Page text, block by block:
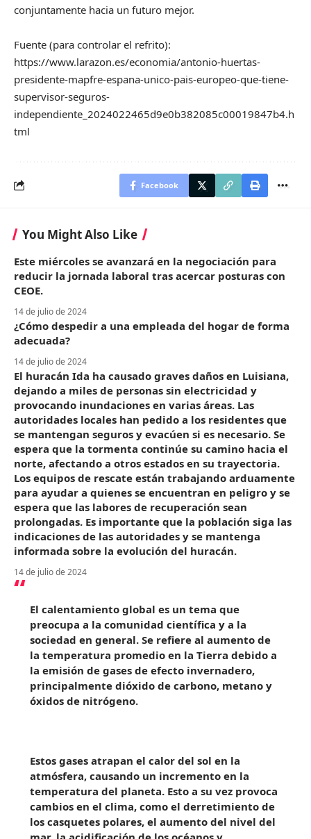
conjuntamente hacia un futuro mejor.
Fuente (para controlar el refrito):
https://www.larazon.es/economia/antonio-huertas-
presidente-mapfre-espana-unico-pais-europeo-que-tiene-
supervisor-seguros-
independiente_2024022465d9e0b382085c00019847b4.h
tml
Facebook
You Might Also Like
Este miércoles se avanzará en la negociación para
reducir la jornada laboral tras acercar posturas con
CEOE.
14 de julio de 2024
¿Cómo despedir a una empleada del hogar de forma
adecuada?
14 de julio de 2024
El huracán Ida ha causado graves daños en Luisiana,
dejando a miles de personas sin electricidad y
provocando inundaciones en varias áreas. Las
autoridades locales han pedido a los residentes que
se mantengan seguros y evacúen si es necesario. Se
espera que la tormenta continúe su camino hacia el
norte, afectando a otros estados en su trayectoria.
Los equipos de rescate están trabajando arduamente
para ayudar a quienes se encuentran en peligro y se
espera que las labores de recuperación sean
prolongadas. Es importante que la población siga las
indicaciones de las autoridades y se mantenga
informada sobre la evolución del huracán.
14 de julio de 2024
El calentamiento global es un tema que
preocupa a la comunidad científica y a la
sociedad en general. Se refiere al aumento de
la temperatura promedio en la Tierra debido a
la emisión de gases de efecto invernadero,
principalmente dióxido de carbono, metano y
óxidos de nitrógeno.
Estos gases atrapan el calor del sol en la
atmósfera, causando un incremento en la
temperatura del planeta. Esto a su vez provoca
cambios en el clima, como el derretimiento de
los casquetes polares, el aumento del nivel del